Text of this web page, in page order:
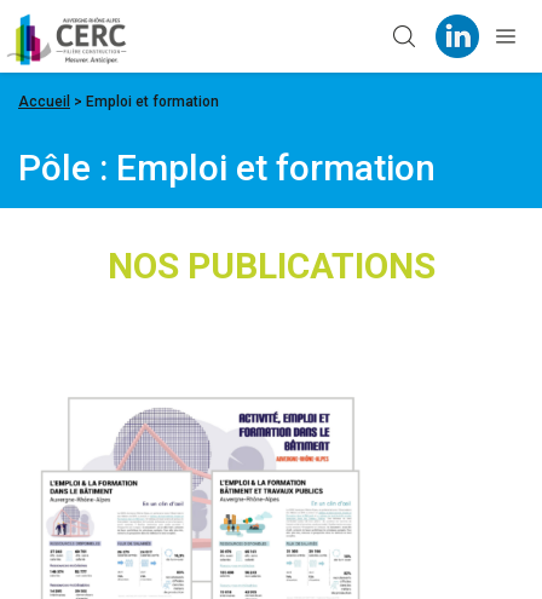
Accueil > Emploi et formation
Pôle : Emploi et formation
NOS PUBLICATIONS
Panneau de gestion des cookies